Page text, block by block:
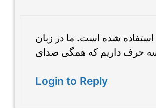
شده است. ما در زبان
Login to Reply